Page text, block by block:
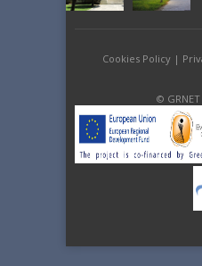
Cookies Policy|
© GRNET